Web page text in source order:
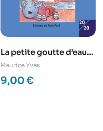
La petite goutte d’eau
de mer qui voulait voir
le pays blanc de sa
grand-mère
Maurice Yves
9,00 €